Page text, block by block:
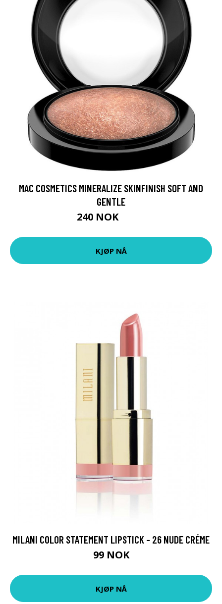
MAC COSMETICS MINERALIZE SKINFINISH SOFT AND
GENTLE
240 NOK
KJØP NÅ
MILANI COLOR STATEMENT LIPSTICK - 26 NUDE CRÉME
99 NOK
KJØP NÅ